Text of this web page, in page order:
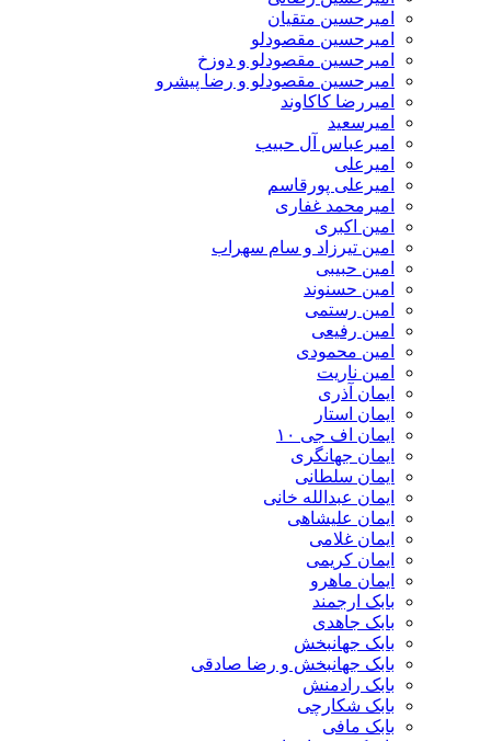
امیرحسین متقیان
امیرحسین مقصودلو
امیرحسین مقصودلو و دوزخ
امیرحسین مقصودلو و رضا پیشرو
امیررضا کاکاوند
امیرسعید
امیرعباس آل حبیب
امیرعلی
امیرعلی پورقاسم
امیرمحمد غفاری
امین اکبری
امین تیرزاد و سام سهراب
امین حبیبی
امین حسنوند
امین رستمی
امین رفیعی
امین محمودی
امین ناریت
ایمان آذری
ایمان استار
ایمان اف جی ۱۰
ایمان جهانگری
ایمان سلطانی
ایمان عبدالله خانی
ایمان علیشاهی
ایمان غلامی
ایمان کریمی
ایمان ماهرو
بابک ارجمند
بابک جاهدی
بابک جهانبخش
بابک جهانبخش و رضا صادقی
بابک رادمنش
بابک شکارچی
بابک مافی